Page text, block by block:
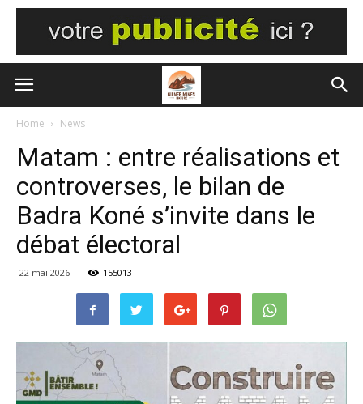
Home News
Matam : entre réalisations et
controverses, le bilan de
Badra Koné s’invite dans le
débat électoral
22 mai 2026 155013